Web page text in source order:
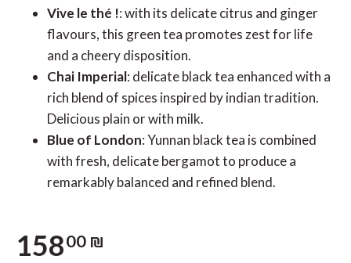
Vive le thé !: with its delicate citrus and ginger
flavours, this green tea promotes zest for life
and a cheery disposition.
Chai Imperial: delicate black tea enhanced with a
rich blend of spices inspired by indian tradition.
Delicious plain or with milk.
Blue of London: Yunnan black tea is combined
with fresh, delicate bergamot to produce a
remarkably balanced and refined blend.
15800 ₪